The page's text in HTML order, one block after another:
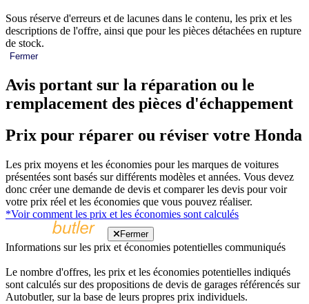
Sous réserve d'erreurs et de lacunes dans le contenu, les prix et les
descriptions de l'offre, ainsi que pour les pièces détachées en rupture
de stock.
Fermer
Avis portant sur la réparation ou le
remplacement des pièces d'échappement
Prix pour réparer ou réviser votre Honda
Les prix moyens et les économies pour les marques de voitures
présentées sont basés sur différents modèles et années. Vous devez
donc créer une demande de devis et comparer les devis pour voir
votre prix réel et les économies que vous pouvez réaliser.
*Voir comment les prix et les économies sont calculés
Fermer
Informations sur les prix et économies potentielles communiqués
Le nombre d'offres, les prix et les économies potentielles indiqués
sont calculés sur des propositions de devis de garages référencés sur
Autobutler, sur la base de leurs propres prix individuels.